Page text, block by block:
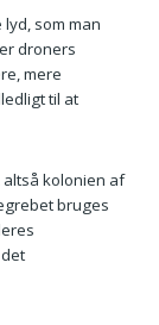
som man
droners
mere
til at
altså kolonien af
bruges